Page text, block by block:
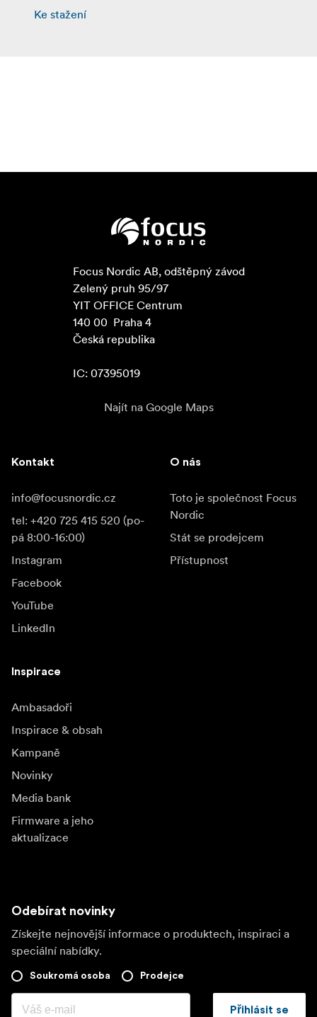
Ke stažení
Focus Nordic AB, odštěpný závod
Zelený pruh 95/97
YIT OFFICE Centrum
140 00  Praha 4
Česká republika
IC: 07395019
Najít na Google Maps
Kontakt
info@focusnordic.cz
tel: +420 725 415 520 (po-
pá 8:00-16:00)
Instagram
Facebook
YouTube
LinkedIn
O nás
Toto je společnost Focus
Nordic
Stát se prodejcem
Přístupnost
Inspirace
Ambasadoři
Inspirace & obsah
Kampaně
Novinky
Media bank
Firmware a jeho
aktualizace
Odebírat novinky
Získejte nejnovější informace o produktech, inspiraci a
speciální nabídky.
Soukromá osoba Prodejce
Přihlásit se